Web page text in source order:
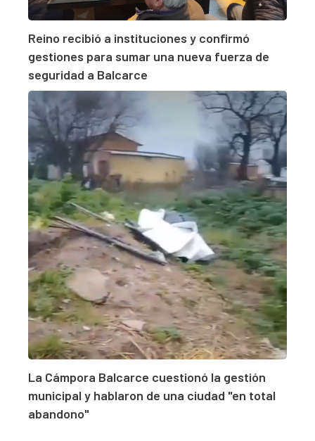
Reino recibió a instituciones y confirmó
gestiones para sumar una nueva fuerza de
seguridad a Balcarce
La Cámpora Balcarce cuestionó la gestión
municipal y hablaron de una ciudad "en total
abandono"